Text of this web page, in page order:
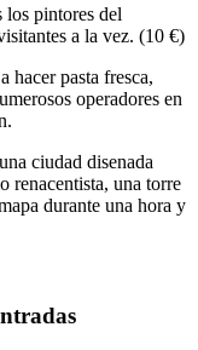
pintores del
a la vez. (10 €)
hacer pasta fresca,
operadores en
ciudad disenada
renacentista, una torre
durante una hora y